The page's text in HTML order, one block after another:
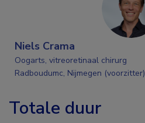
Niels Crama
Oogarts, vitreoretinaal chirurg
Radboudumc, Nijmegen (voorzitter)
Totale duur